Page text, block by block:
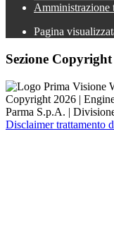
Amministrazione
Pagina
Sezione Copyright
Copyright 2026 |
Parma S.p.A. |
Disclaimer trattamento